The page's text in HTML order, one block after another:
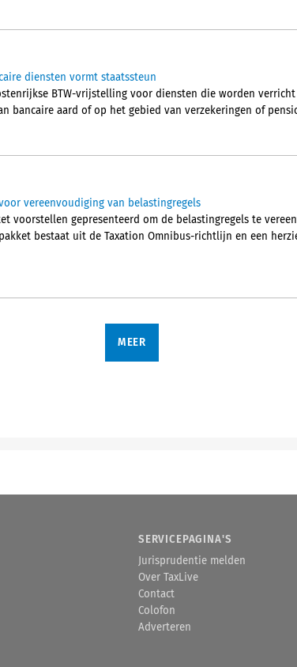
diensten vormt staatssteun
BTW-vrijstelling voor diensten die worden
bancaire aard of op het gebied van verzekeringen of
vereenvoudiging van belastingregels
voorstellen gepresenteerd om de belastingregels te
bestaat uit de Taxation Omnibus-richtlijn en een
MEER
SERVICEPAGINA'S
Jurisprudentie melden
Over TaxLive
Contact
Colofon
Adverteren